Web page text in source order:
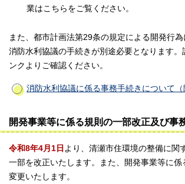
業はこちらをご覧ください。
また、都市計画法第29条の規定による開発行為
消防水利協議の手続きが別途必要となります。
ンクよりご確認ください。
消防水利協議に係る事務手続きについて（
開発事業等に係る規則の一部改正及び事
令和8年4月1日 より、清瀬市住環境の整備に関
一部を改正いたします。また、開発事業等に係
変更いたします。